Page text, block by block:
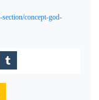
concept-god-